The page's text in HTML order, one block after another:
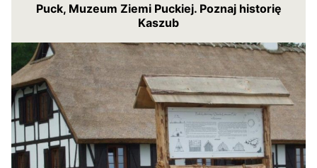
Puck, Muzeum Ziemi Puckiej. Poznaj historię
Kaszub